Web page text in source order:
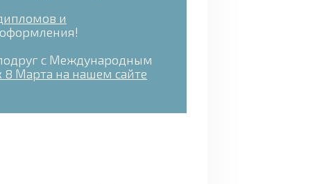
и
оформления!
с Международным
8 Марта на нашем сайте